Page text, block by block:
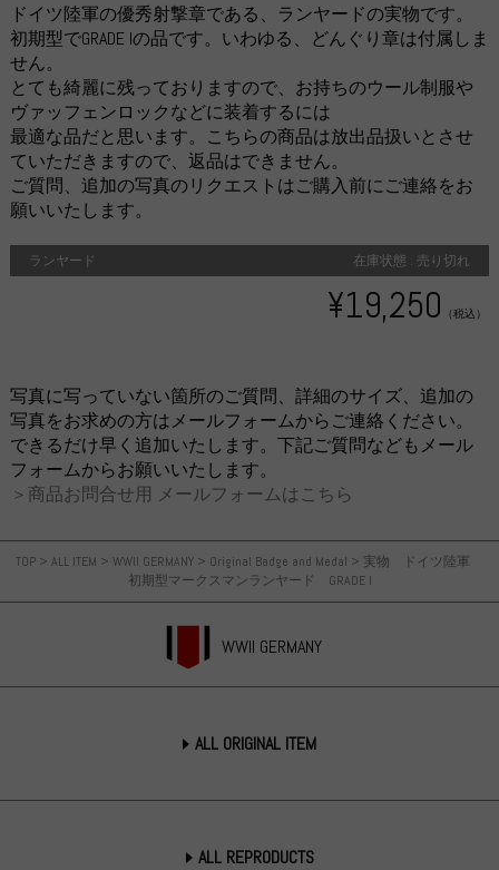
TOP > ALL ITEM > WWII GERMANY > Original Badge and Medal > 実物 ドイツ陸軍
初期型マークスマンランヤード GRADE I
WWII GERMANY
ALL ORIGINAL ITEM
ALL REPRODUCTS
ドイツ陸軍の優秀射撃章である、ランヤードの実物です。
初期型でGRADE Iの品です。いわゆる、どんぐり章は付属しま
せん。
とても綺麗に残っておりますので、お持ちのウール制服や
ヴァッフェンロックなどに装着するには
最適な品だと思います。こちらの商品は放出品扱いとさせ
ていただきますので、返品はできません。
ご質問、追加の写真のリクエストはご購入前にご連絡をお
願いいたします。
ランヤード 在庫状態 : 売り切れ
¥19,250 （税込）
写真に写っていない箇所のご質問、詳細のサイズ、追加の
写真をお求めの方はメールフォームからご連絡ください。
できるだけ早く追加いたします。下記ご質問などもメール
フォームからお願いいたします。
＞商品お問合せ用 メールフォームはこちら